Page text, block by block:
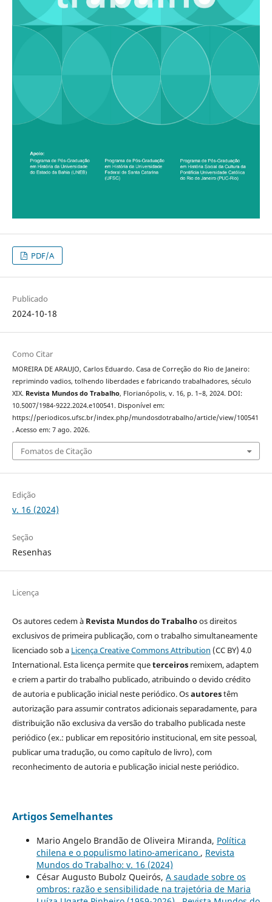
PDF/A
Publicado
2024-10-18
Como Citar
MOREIRA DE ARAUJO, Carlos Eduardo. Casa de Correção do Rio de Janeiro:
reprimindo vadios, tolhendo liberdades e fabricando trabalhadores, século
XIX. Revista Mundos do Trabalho, Florianópolis, v. 16, p. 1–8, 2024. DOI:
10.5007/1984-9222.2024.e100541. Disponível em:
https://periodicos.ufsc.br/index.php/mundosdotrabalho/article/view/100541
. Acesso em: 7 ago. 2026.
Fomatos de Citação
Edição
v. 16 (2024)
Seção
Resenhas
Licença
Os autores cedem à Revista Mundos do Trabalhoos direitos
exclusivos de primeira publicação, com o trabalho simultaneamente
licenciado sob a Licença Creative Commons Attribution (CC BY) 4.0
International. Esta licença permite queterceirosremixem, adaptem
e criem a partir do trabalho publicado, atribuindo o devido crédito
de autoria e publicação inicial neste periódico. Osautorestêm
autorização para assumir contratos adicionais separadamente, para
distribuição não exclusiva da versão do trabalho publicada neste
periódico (ex.: publicar em repositório institucional, em site pessoal,
publicar uma tradução, ou como capítulo de livro), com
reconhecimento de autoria e publicação inicial neste periódico.
Artigos Semelhantes
Mario Angelo Brandão de Oliveira Miranda, Política
chilena e o populismo latino-americano , Revista
Mundos do Trabalho: v. 16 (2024)
César Augusto Bubolz Queirós, A saudade sobre os
ombros: razão e sensibilidade na trajetória de Maria